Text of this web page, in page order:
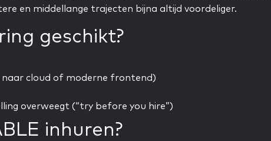
en middellange trajecten bijna altijd voordeliger.
geschikt?
naar cloud of moderne frontend)
overweegt (“try before you hire”)
inhuren?